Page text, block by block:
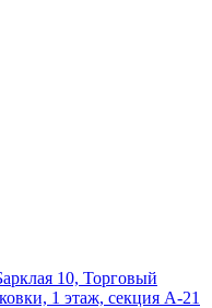
10, Торговый
1 этаж, секция А-21